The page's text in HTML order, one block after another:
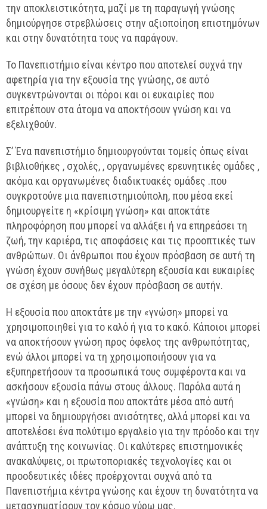
την αποκλειστικότητα, μαζί με τη παραγωγή γνώσης
δημιούργησε στρεβλώσεις στην αξιοποίηση επιστημόνων
και στην δυνατότητα τους να παράγουν.
Το Πανεπιστήμιο είναι κέντρο που αποτελεί συχνά την
αφετηρία για την εξουσία της γνώσης, σε αυτό
συγκεντρώνονται οι πόροι και οι ευκαιρίες που
επιτρέπουν στα άτομα να αποκτήσουν γνώση και να
εξελιχθούν.
Σ’ Ένα πανεπιστήμιο δημιουργούνται τομείς όπως είναι
βιβλιοθήκες , σχολές, , οργανωμένες ερευνητικές ομάδες ,
ακόμα και οργανωμένες διαδικτυακές ομάδες .που
συγκροτούνε μια πανεπιστημιούπολη, που μέσα εκεί
δημιουργείτε η «κρίσιμη γνώση» και αποκτάτε
πληροφόρηση που μπορεί να αλλάξει ή να επηρεάσει τη
ζωή, την καριέρα, τις αποφάσεις και τις προοπτικές των
ανθρώπων. Οι άνθρωποι που έχουν πρόσβαση σε αυτή τη
γνώση έχουν συνήθως μεγαλύτερη εξουσία και ευκαιρίες
σε σχέση με όσους δεν έχουν πρόσβαση σε αυτήν.
Η εξουσία που αποκτάτε με την «γνώση» μπορεί να
χρησιμοποιηθεί για το καλό ή για το κακό. Κάποιοι μπορεί
να αποκτήσουν γνώση προς όφελος της ανθρωπότητας,
ενώ άλλοι μπορεί να τη χρησιμοποιήσουν για να
εξυπηρετήσουν τα προσωπικά τους συμφέροντα και να
ασκήσουν εξουσία πάνω στους άλλους. Παρόλα αυτά η
«γνώση» και η εξουσία που αποκτάτε μέσα από αυτή
μπορεί να δημιουργήσει ανισότητες, αλλά μπορεί και να
αποτελέσει ένα πολύτιμο εργαλείο για την πρόοδο και την
ανάπτυξη της κοινωνίας. Οι καλύτερες επιστημονικές
ανακαλύψεις, οι πρωτοποριακές τεχνολογίες και οι
προοδευτικές ιδέες προέρχονται συχνά από τα
Πανεπιστήμια κέντρα γνώσης και έχουν τη δυνατότητα να
μετασχηματίσουν τον κόσμο γύρω μας.